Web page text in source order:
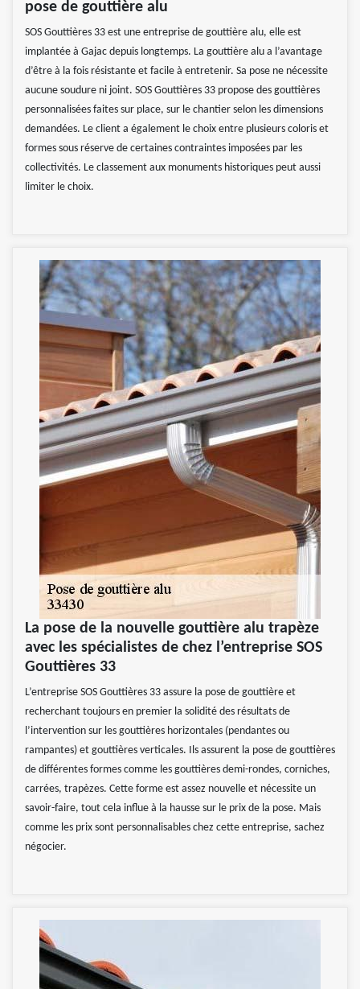
pose de gouttière alu
SOS Gouttières 33 est une entreprise de gouttière alu, elle est
implantée à Gajac depuis longtemps. La gouttière alu a l’avantage
d’être à la fois résistante et facile à entretenir. Sa pose ne nécessite
aucune soudure ni joint. SOS Gouttières 33 propose des gouttières
personnalisées faites sur place, sur le chantier selon les dimensions
demandées. Le client a également le choix entre plusieurs coloris et
formes sous réserve de certaines contraintes imposées par les
collectivités. Le classement aux monuments historiques peut aussi
limiter le choix.
La pose de la nouvelle gouttière alu trapèze
avec les spécialistes de chez l’entreprise SOS
Gouttières 33
L’entreprise SOS Gouttières 33 assure la pose de gouttière et
recherchant toujours en premier la solidité des résultats de
l’intervention sur les gouttières horizontales (pendantes ou
rampantes) et gouttières verticales. Ils assurent la pose de gouttières
de différentes formes comme les gouttières demi-rondes, corniches,
carrées, trapèzes. Cette forme est assez nouvelle et nécessite un
savoir-faire, tout cela influe à la hausse sur le prix de la pose. Mais
comme les prix sont personnalisables chez cette entreprise, sachez
négocier.